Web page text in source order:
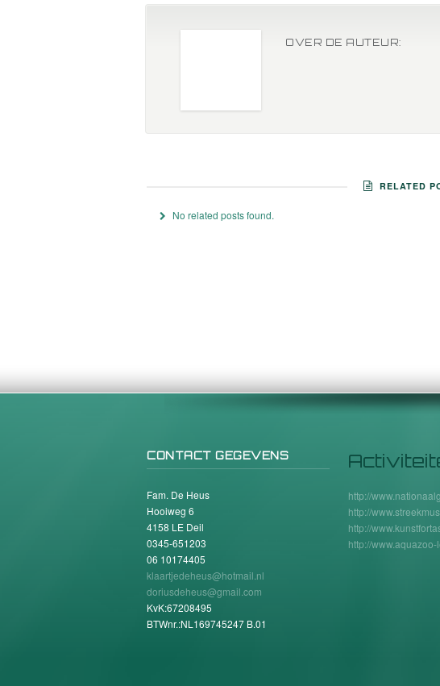
OVER DE AUTEUR:
RELATED
No related posts found.
CONTACT GEGEVENS
Fam. De Heus
Hooiweg 6
4158 LE Deil
0345-651203
06 10174405
klaartjedeheus@hotmail.nl
doriusdeheus@gmail.com
KvK:67208495
BTWnr.:NL169745247 B.01
http://
http://
http://
http://